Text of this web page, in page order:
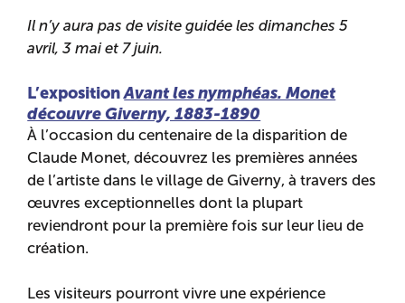
Il n’y aura pas de visite guidée les dimanches 5
avril, 3 mai et 7 juin.
L’expositionAvant les nymphéas. Monet
découvre Giverny, 1883-1890
À l’occasion du centenaire de la disparition de
Claude Monet, découvrez les premières années
de l’artiste dans le village de Giverny, à travers des
œuvres exceptionnelles dont la plupart
reviendront pour la première fois sur leur lieu de
création.
Les visiteurs pourront vivre une expérience